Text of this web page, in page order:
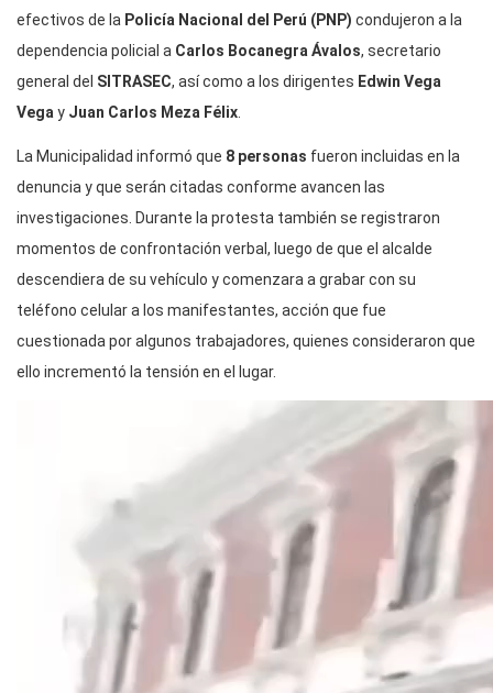
efectivos de la Policía Nacional del Perú (PNP) condujeron a la
dependencia policial a Carlos Bocanegra Ávalos, secretario
general del SITRASEC, así como a los dirigentes Edwin Vega
Vegay Juan Carlos Meza Félix.
La Municipalidad informó que 8 personas fueron incluidas en la
denuncia y que serán citadas conforme avancen las
investigaciones. Durante la protesta también se registraron
momentos de confrontación verbal, luego de que el alcalde
descendiera de su vehículo y comenzara a grabar con su
teléfono celular a los manifestantes, acción que fue
cuestionada por algunos trabajadores, quienes consideraron que
ello incrementó la tensión en el lugar.